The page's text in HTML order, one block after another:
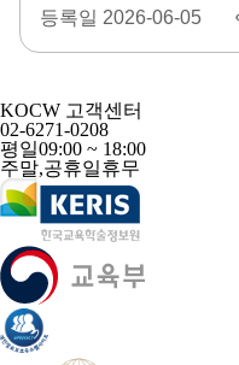
등록일 2026-06-05
KOCW 고객센터
02-6271-0208
평일09:00 ~ 18:00
주말,공휴일휴무